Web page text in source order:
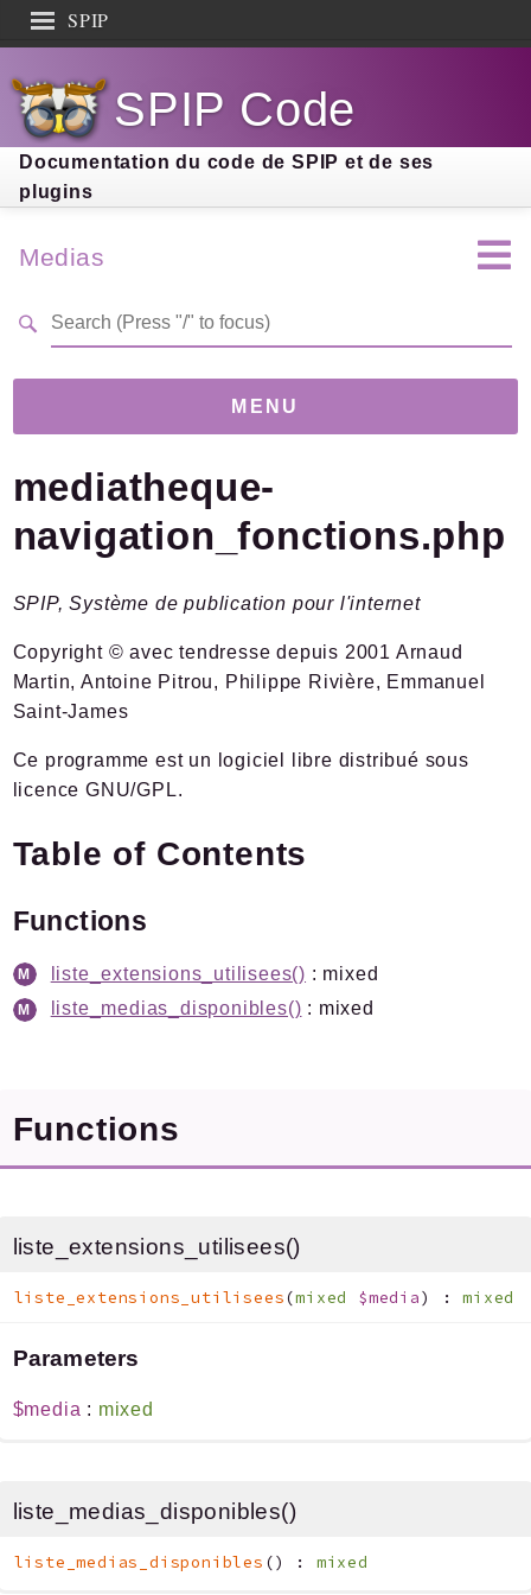
SPIP
Documentation
Contribution
Entraide
Découverte
SPIP Code
Documentation du code de SPIP et de ses
plugins
Medias
MENU
Version5.0.1(e6d8616)
Plugins.spip.net
Forge
Namespaces
Spip / Plugin
Medias
Packages
SPIP
Ordoc
Reports
mediatheque-
navigation_fonctions.php
SPIP, Système de publication pour l'internet
Copyright © avec tendresse depuis 2001 Arnaud
Martin, Antoine Pitrou, Philippe Rivière, Emmanuel
Saint-James
Ce programme est un logiciel libre distribué sous
licence GNU/GPL.
Table of Contents
Functions
liste_extensions_utilisees() : mixed
liste_medias_disponibles() : mixed
Functions
liste_extensions_utilisees()
liste_extensions_utilisees(mixed $media) :mixed
Parameters
$media : mixed
liste_medias_disponibles()
liste_medias_disponibles () : mixed
Search results